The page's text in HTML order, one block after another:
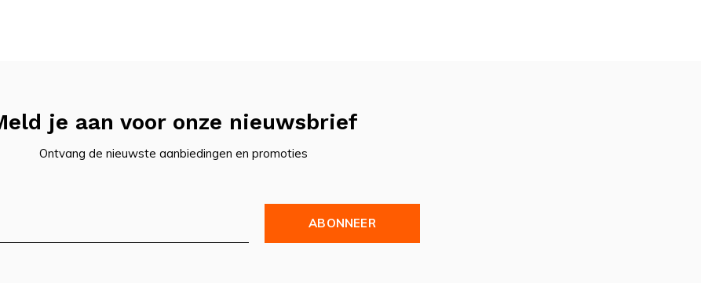
je aan voor onze nieuwsbrief
Ontvang de nieuwste aanbiedingen en promoties
ABONNEER